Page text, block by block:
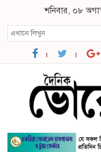
শনিবার, ০৮